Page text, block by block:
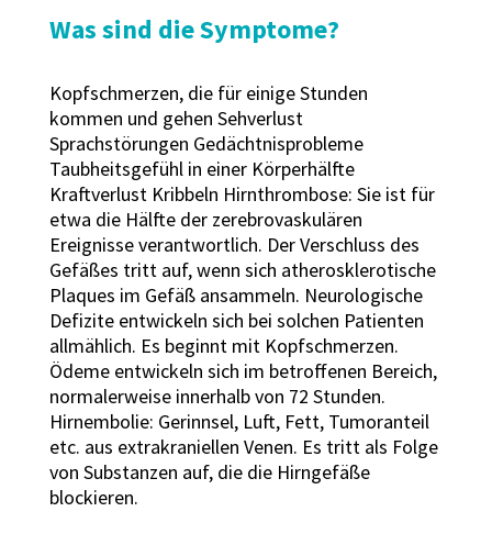
Was sind die Symptome?
Kopfschmerzen, die für einige Stunden
kommen und gehen Sehverlust
Sprachstörungen Gedächtnisprobleme
Taubheitsgefühl in einer Körperhälfte
Kraftverlust Kribbeln Hirnthrombose: Sie ist für
etwa die Hälfte der zerebrovaskulären
Ereignisse verantwortlich. Der Verschluss des
Gefäßes tritt auf, wenn sich atherosklerotische
Plaques im Gefäß ansammeln. Neurologische
Defizite entwickeln sich bei solchen Patienten
allmählich. Es beginnt mit Kopfschmerzen.
Ödeme entwickeln sich im betroffenen Bereich,
normalerweise innerhalb von 72 Stunden.
Hirnembolie: Gerinnsel, Luft, Fett, Tumoranteil
etc. aus extrakraniellen Venen. Es tritt als Folge
von Substanzen auf, die die Hirngefäße
blockieren.